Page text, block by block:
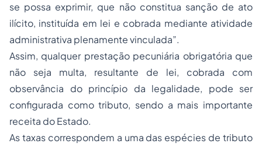
se possa exprimir, que não constitua sanção de ato
ilícito, instituída em lei e cobrada mediante atividade
administrativa plenamente vinculada”.
Assim, qualquer prestação pecuniária obrigatória que
não seja multa, resultante de lei, cobrada com
observância do princípio da legalidade, pode ser
configurada como tributo, sendo a mais importante
receita do Estado.
As taxas correspondem a uma das espécies de tributo